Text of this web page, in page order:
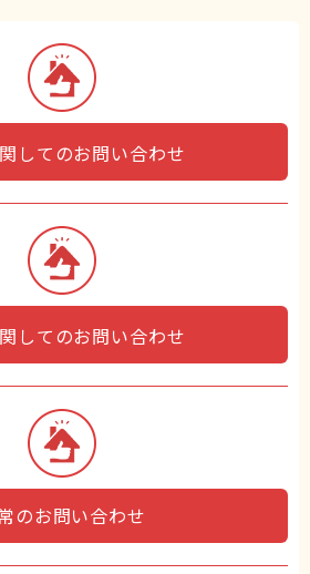
してのお問い合わせ
してのお問い合わせ
のお問い合わせ